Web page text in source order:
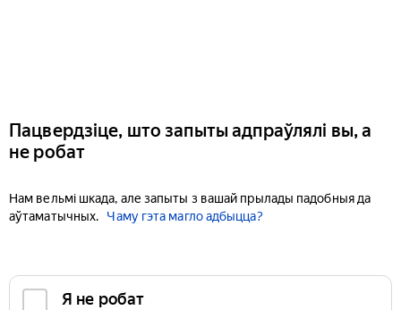
Пацвердзіце, што запыты адпраўлялі вы, а
не робат
Нам вельмі шкада, але запыты з вашай прылады падобныя да
аўтаматычных.
Чаму гэта магло адбыцца?
Я не робат